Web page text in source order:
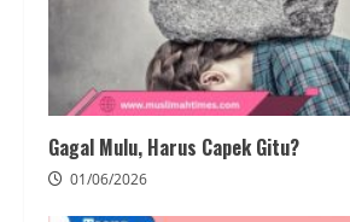
Gagal Mulu, Harus Capek Gitu?
01/06/2026